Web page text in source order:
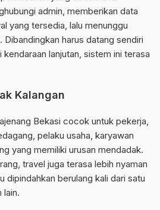
admin, memberikan data
yang tersedia, lalu menunggu
harus datang sendiri
lanjutan, sistem ini terasa
Kalangan
Bekasi cocok untuk pekerja,
pelaku usaha, karyawan
yang memiliki urusan mendadak.
travel juga terasa lebih nyaman
dipindahkan berulang kali dari satu
lain.